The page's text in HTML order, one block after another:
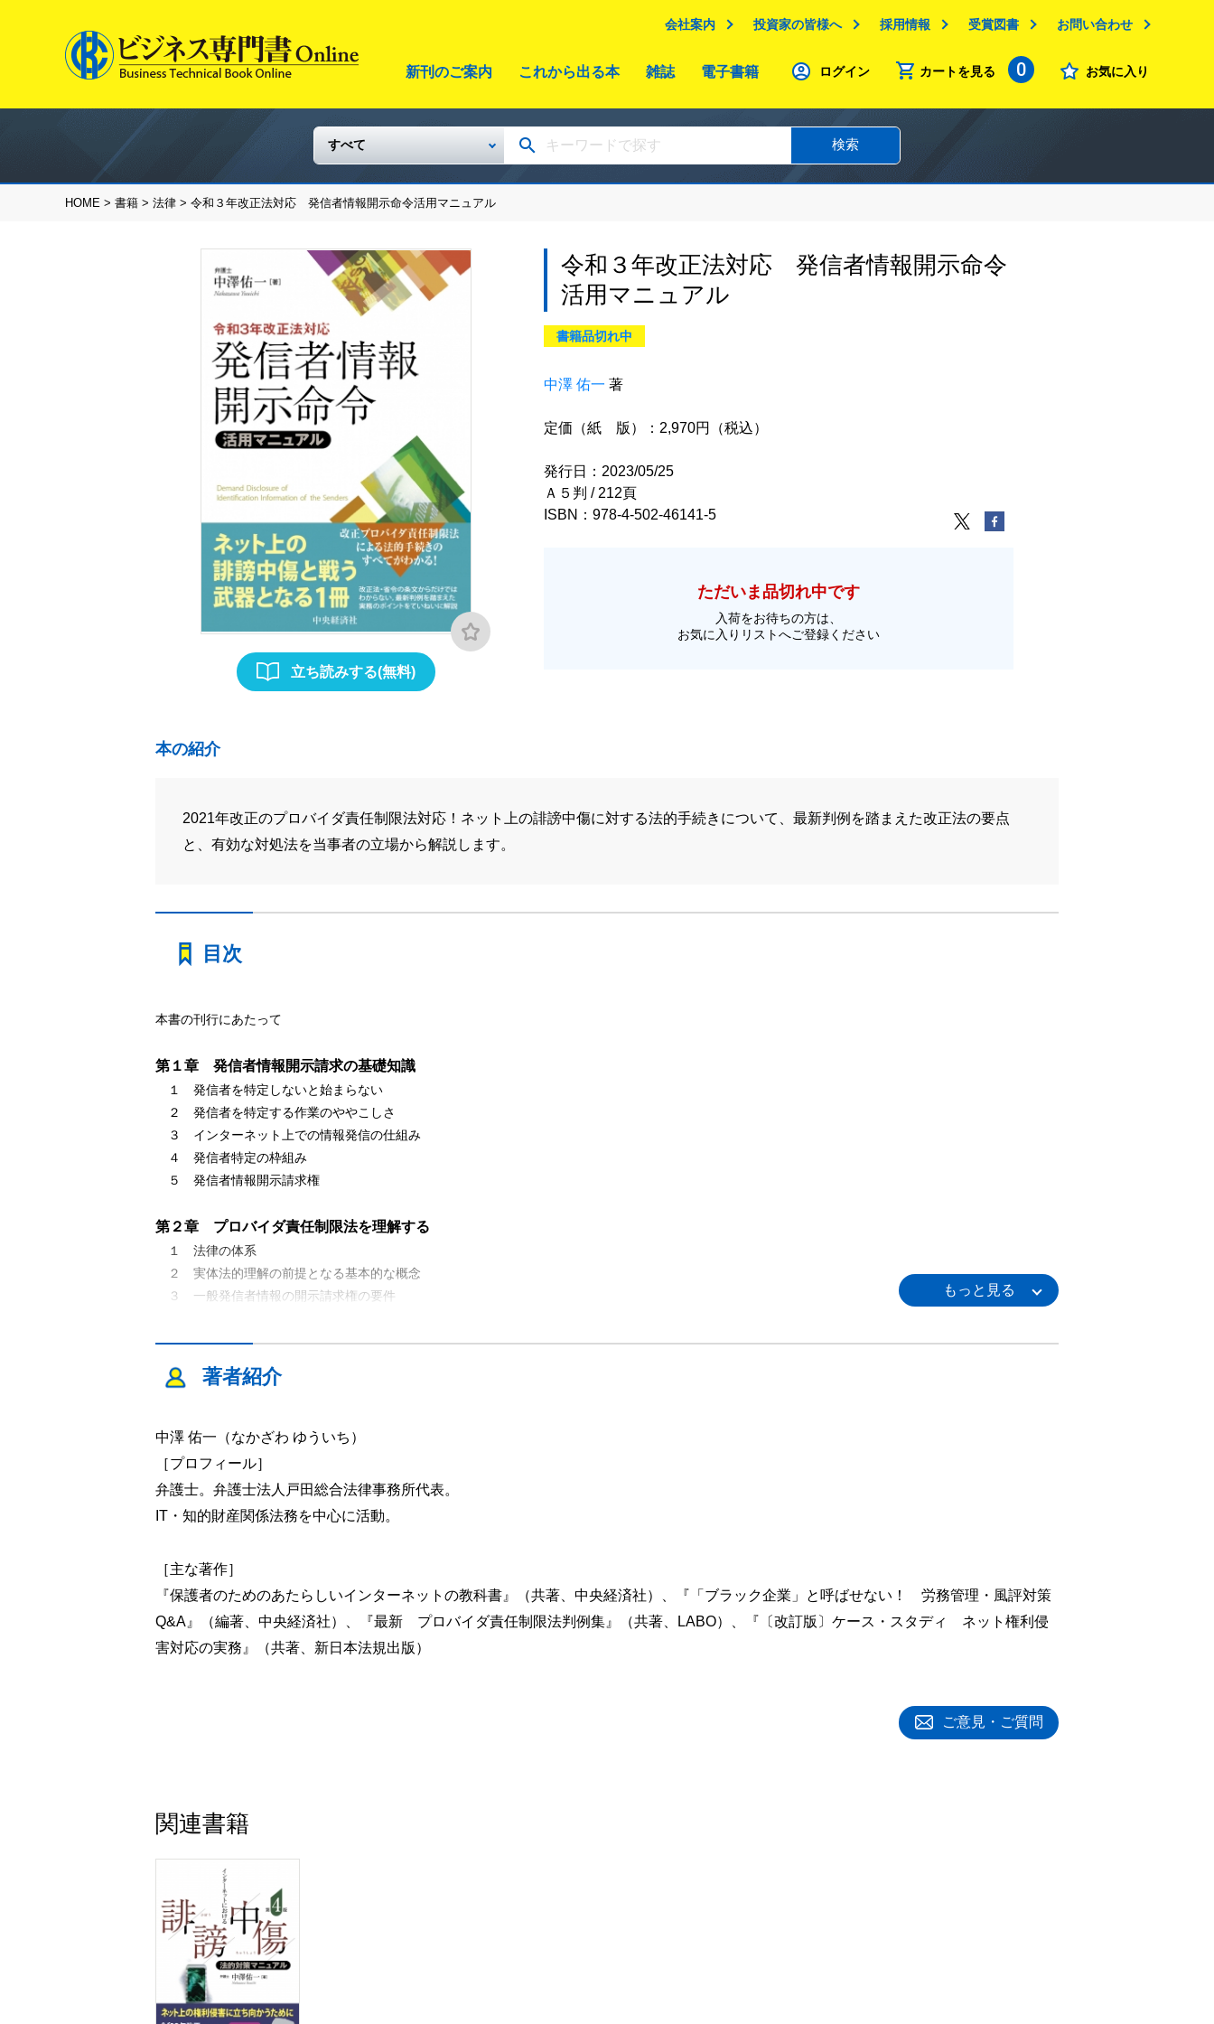
会社案内 投資家の皆様へ 採用情報 受賞図書 お問い合わせ
新刊のご案内 これから出る本 雑誌 電子書籍 ログイン カートを見る 0 お気に入り
検索
HOME > 書籍 > 法律 > 令和３年改正法対応 発信者情報開示命令活用マニュアル
立ち読みする(無料)
令和３年改正法対応 発信者情報開示命令
活用マニュアル
書籍品切れ中
中澤 佑一 著
定価（紙 版）：2,970円（税込）
発行日：2023/05/25
Ａ５判 / 212頁
ISBN：978-4-502-46141-5
ただいま品切れ中です
入荷をお待ちの方は、
お気に入りリストへご登録ください
本の紹介
2021年改正のプロバイダ責任制限法対応！ネット上の誹謗中傷に対する法的手続きについて、最新判例を踏まえた改正法の要点
と、有効な対処法を当事者の立場から解説します。
目次
本書の刊行にあたって
第１章 発信者情報開示請求の基礎知識
１ 発信者を特定しないと始まらない
２ 発信者を特定する作業のややこしさ
３ インターネット上での情報発信の仕組み
４ 発信者特定の枠組み
５ 発信者情報開示請求権
第２章 プロバイダ責任制限法を理解する
１ 法律の体系
２ 実体法的理解の前提となる基本的な概念
３ 一般発信者情報の開示請求権の要件
５ 関連電気通信役務提供者に対する発信者情報開示請求権
６ 発信者情報開示命令
１ 初動対応
１ URLの確認
２ 投稿時期の確認
３ 管理者の調査
２ ウェブページの証拠化と証拠の保存
２ どのような情報を証拠として保存すべきか
３ 保存する方法・手順
３ 権利侵害性の検討
４ 戦略と手続の選択
１ ルートと手続の種類
２ 国内の裁判管轄
３ 発信者情報開示命令申立て
４ 審理の流れの詳細
５ 意見聴取を踏まえて発信者情報目録の変更をする
６ 申立書の写しの交付と決定の告知方法
６ AP等に対する発信者情報開示請求
１ APの特定
２ APに対する開示請求の手続
３ APに対する発信者情報開示命令の申立て
４ 申立ての趣旨の方式（発信者の特定方法）
著者紹介
中澤 佑一（なかざわ ゆういち）
［プロフィール］
弁護士。弁護士法人戸田総合法律事務所代表。
IT・知的財産関係法務を中心に活動。
［主な著作］
『保護者のためのあたらしいインターネットの教科書』（共著、中央経済社）、『「ブラック企業」と呼ばせない！ 労務管理・風評対策
Q&A』（編著、中央経済社）、『最新 プロバイダ責任制限法判例集』（共著、LABO）、『〔改訂版〕ケース・スタディ ネット権利侵
害対応の実務』（共著、新日本法規出版）
ご意見・ご質問
関連書籍